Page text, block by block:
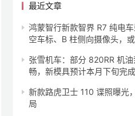
最近文章
鸿蒙智行新款智界 R7 纯电
空车标、B 柱侧向摄像头，
张雪机车：部分 820RR 机
畅，新模具预计本月下旬完
新款路虎卫士 110 谍照曝光
局